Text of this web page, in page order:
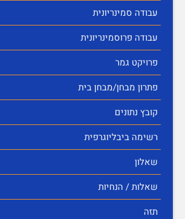
עבודה סמינריונית
עבודה פרוסמינריונית
פרויקט גמר
פתרון מבחן/מבחן בית
קובץ נתונים
רשימה ביבליוגרפית
שאלון
שאלות / הנחיות
תזה